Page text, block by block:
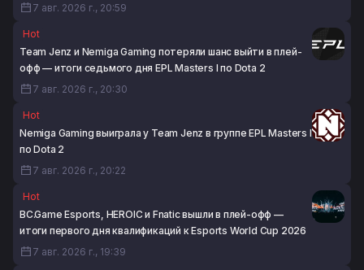
7 авг. 2026 г., 20:59
Hot
Team Jenz и Nemiga Gaming потеряли шанс выйти в плей-
офф — итоги седьмого дня EPL Masters I по Dota 2
7 авг. 2026 г., 20:30
Hot
Nemiga Gaming выиграла у Team Jenz в группе EPL Masters I
по Dota 2
7 авг. 2026 г., 20:22
Hot
BC.Game Esports, HEROIC и Fnatic вышли в плей-офф —
итоги первого дня квалификаций к Esports World Cup 2026
7 авг. 2026 г., 19:39